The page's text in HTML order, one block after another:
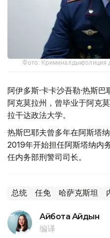
Фото: Криминалдық полиция
阿伊多斯·卡卡沙吾勒·热斯
阿克莫拉州，曾毕业于阿克
拉干达政法大学。
热斯巴耶夫曾多年在阿斯塔
2019年开始担任阿斯塔纳内
任内务部刑警司司长。
总统 任免 哈萨克斯坦
Айбота Айдын
编译